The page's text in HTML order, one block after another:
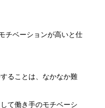
チベーションが高いと仕
ることは、なかなか難
て働き手のモチベーシ